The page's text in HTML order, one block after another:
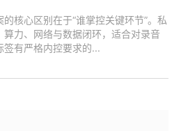
核心区别在于“谁掌控关键环节”。私
算力、网络与数据闭环，适合对录音
签有严格内控要求的...